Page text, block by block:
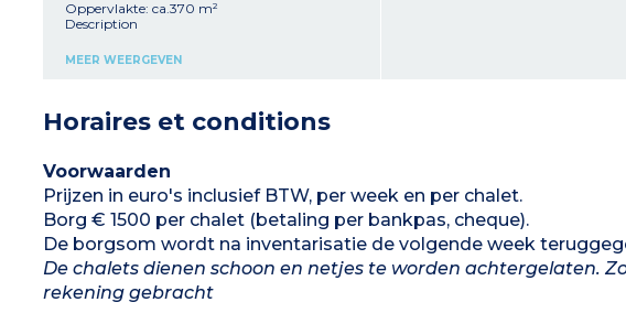
Oppervlakte: ca.370 m²
Description
Woonkamer met open haard, 2 banken en
raclettebenodigdheden, filterkoffiezetapparaat,
capsulekoffiezetapparaat...)
badkamer (douche en WC)
- 2 tweepersoonskamers
- 2 tweepersoonskamers met slaapbank
- 1 slaapkamer met 2 bedden x 2 stapelbedden,
1 slaapbank en 1 eenpersoonsbed
Panoramisch terras met ligstoelen op het
zuiden, een patio en een bubbelbad
MEER WEERGEVEN
Horaires et conditions
Voorwaarden
Prijzen in euro's inclusief BTW, per week en per chalet.
Borg € 1500 per chalet (betaling per bankpas, cheque).
De borgsom wordt na inventarisatie de volgende week
De chalets dienen schoon en netjes te worden achtergelaten.
rekening gebracht